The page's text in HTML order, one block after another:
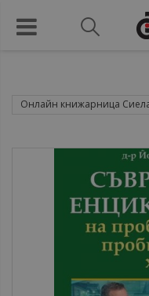
Онлайн книжарница